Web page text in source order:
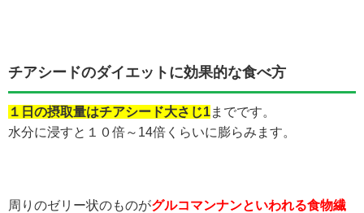
チアシードのダイエットに効果的な食べ方
１日の摂取量はチアシード大さじ1までです。
水分に浸すと１０倍～14倍くらいに膨らみます。
周りのゼリー状のものがグルコマンナンといわれる食物繊